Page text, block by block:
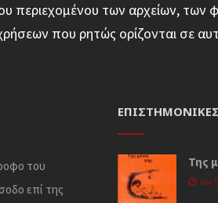
περιεχομένου των αρχείων,
που ρητώς ορίζονται σε
του
επί της
Της
Ιαν